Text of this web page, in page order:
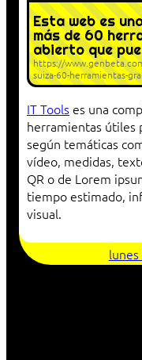
Esta web es
más de 60
abierto que
https://
suiza-60-herramientas-
IT Tools es una
herramientas útiles
según temáticas
vídeo, medidas,
QR o de Lorem
tiempo estimado,
visual.